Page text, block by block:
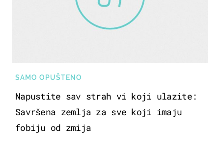
SAMO OPUŠTENO
Napustite sav strah vi koji ulazite:
Savršena zemlja za sve koji imaju
fobiju od zmija